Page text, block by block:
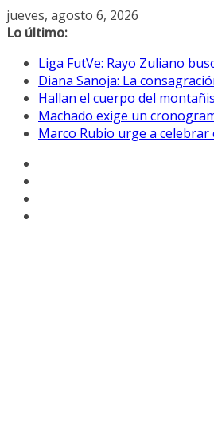
Saltar
al
jueves, agosto 6, 2026
Lo último:
Liga FutVe: Rayo Zuliano
Diana Sanoja: La
Hallan el cuerpo del
Machado exige un
Marco Rubio urge a celebrar